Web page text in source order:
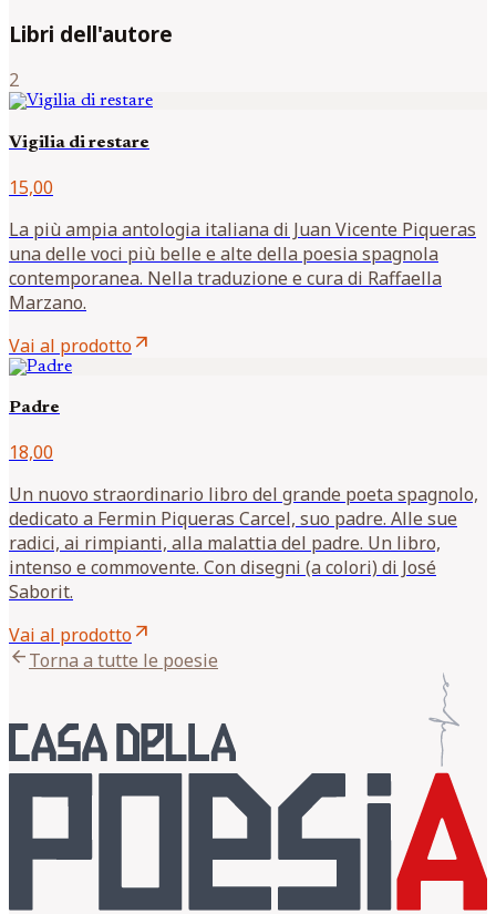
Libri dell'autore
2
Vigilia di restare
15,00
La più ampia antologia italiana di Juan Vicente Piqueras
una delle voci più belle e alte della poesia spagnola
contemporanea. Nella traduzione e cura di Raffaella
Marzano.
Vai al prodottoarrow_outward
Padre
18,00
Un nuovo straordinario libro del grande poeta spagnolo,
dedicato a Fermin Piqueras Carcel, suo padre. Alle sue
radici, ai rimpianti, alla malattia del padre. Un libro,
intenso e commovente. Con disegni (a colori) di José
Saborit.
Vai al prodottoarrow_outward
arrow_backTorna a tutte le poesie